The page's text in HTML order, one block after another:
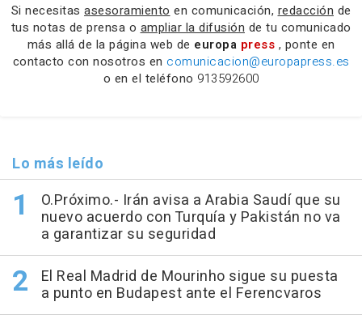
Si necesitas asesoramiento en comunicación, redacción de
tus notas de prensa o ampliar la difusión de tu comunicado
más allá de la página web de europa press , ponte en
contacto con nosotros en comunicacion@europapress.es
o en el teléfono 913592600
Lo más leído
O.Próximo.- Irán avisa a Arabia Saudí que su
nuevo acuerdo con Turquía y Pakistán no va
a garantizar su seguridad
El Real Madrid de Mourinho sigue su puesta
a punto en Budapest ante el Ferencvaros